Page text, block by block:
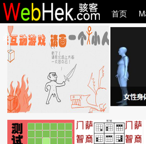
首页
必观作品 SVG教程 SVG手册